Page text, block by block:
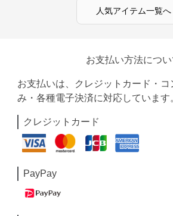
人気アイテム一覧へ
お支払い方法につい
お支払いは、クレジットカード・
み・各種電子決済に対応しています
クレジットカード
PayPay